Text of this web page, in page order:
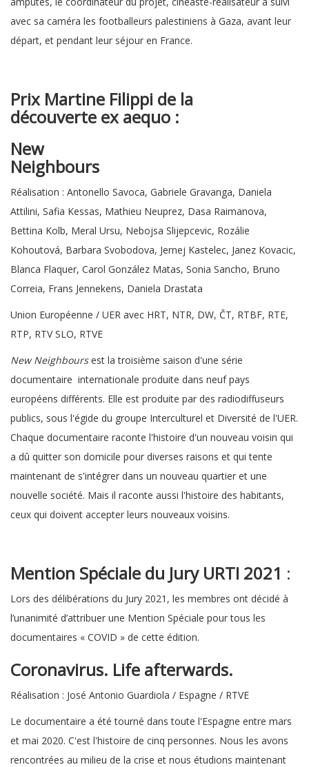
avec sa caméra les footballeurs palestiniens à Gaza, avant leur
départ, et pendant leur séjour en France.
Prix Martine Filippi de la
découverte ex aequo :
New
Réalisation : Antonello Savoca, Gabriele Gravanga, Daniela
Attilini, Safia Kessas, Mathieu Neuprez, Dasa Raimanova,
Bettina Kolb, Meral Ursu, Nebojsa Slijepcevic, Rozálie
Kohoutová, Barbara Svobodova, Jernej Kastelec, Janez Kovacic,
Blanca Flaquer, Carol González Matas, Sonia Sancho, Bruno
Correia, Frans Jennekens, Daniela Drastata
Union Européenne / UER avec HRT, NTR, DW, ČT, RTBF, RTE,
RTP, RTV SLO, RTVE
New Neighboursest la troisième saison d'une série
documentaire internationale produite dans neuf pays
européens différents. Elle est produite par des radiodiffuseurs
publics, sous l'égide du groupe Interculturel et Diversité de l'UER.
Chaque documentaire raconte l'histoire d'un nouveau voisin qui
a dû quitter son domicile pour diverses raisons et qui tente
maintenant de s'intégrer dans un nouveau quartier et une
nouvelle société. Mais il raconte aussi l'histoire des habitants,
ceux qui doivent accepter leurs nouveaux voisins.
Mention Spéciale du Jury URTI 2021 :
Lors des délibérations du Jury 2021, les membres ont décidé à
l’unanimité d’attribuer une Mention Spéciale pour tous les
documentaires « COVID » de cette édition.
Coronavirus. Life afterwards.
Réalisation : José Antonio Guardiola / Espagne / RTVE
Le documentaire a été tourné dans toute l'Espagne entre mars
et mai 2020. C'est l'histoire de cinq personnes. Nous les avons
rencontrées au milieu de la crise et nous étudions maintenant